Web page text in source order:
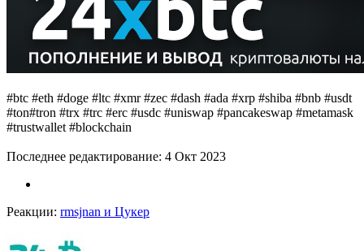
#btc #eth #doge #ltc #xmr #zec #dash #ada #xrp #shiba #bnb #usdt
#ton#tron #trx #trc #erc #usdc #uniswap #pancakeswap #metamask
#trustwallet #blockchain
Последнее редактирование: 4 Окт 2023
Реакции: rmsjnan и Цукер